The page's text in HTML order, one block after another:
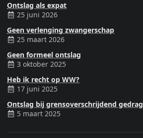
Ontslag als expat
25 juni 2026
Geen verlenging zwangerschap
25 maart 2026
Geen formeel ontslag
3 oktober 2025
Heb ik recht op WW?
17 juni 2025
Ontslag bij grensoverschrijdend gedrag
5 maart 2025